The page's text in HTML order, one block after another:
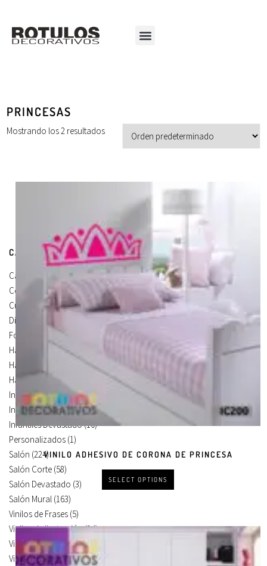
PRINCESAS
Mostrando los 2 resultados
VINILO ADHESIVO DE CORONA DE PRINCESA
SELECT OPTIONS
CATEGORÍAS DE PRODUCTOS
Carteles Para Puertas
(3)
Cocina
(13)
Cuadros en Vinilos(105)
Diseños en Vinilo
Foto Lienzo
(51)
Habitación
(4)
Habitación Corte
Habitación Devastado
Infantiles(75)
Infantiles Corte(65)
Infantiles Devastado(10)
Personalizados (1)
Salón (224)
Salón Corte (58)
Salón Devastado (3)
Salón Mural (163)
Vinilos de Frases (5)
Vinilos de Ilustración(14)
Vinilos de Marcas(19)
Vinilos de Pegatinas(9)